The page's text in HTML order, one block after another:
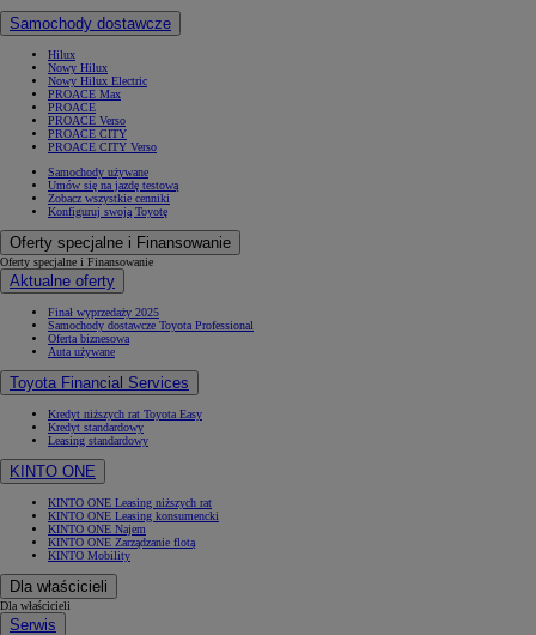
Samochody dostawcze
Hilux
Nowy Hilux
Nowy Hilux Electric
PROACE Max
PROACE
PROACE Verso
PROACE CITY
PROACE CITY Verso
Samochody używane
Umów się na jazdę testową
Zobacz wszystkie cenniki
Konfiguruj swoją Toyotę
Oferty specjalne i Finansowanie
Oferty specjalne i Finansowanie
Aktualne oferty
Finał wyprzedaży 2025
Samochody dostawcze Toyota Professional
Oferta biznesowa
Auta używane
Toyota Financial Services
Kredyt niższych rat Toyota Easy
Kredyt standardowy
Leasing standardowy
KINTO ONE
KINTO ONE Leasing niższych rat
KINTO ONE Leasing konsumencki
KINTO ONE Najem
KINTO ONE Zarządzanie flotą
KINTO Mobility
Dla właścicieli
Dla właścicieli
Serwis